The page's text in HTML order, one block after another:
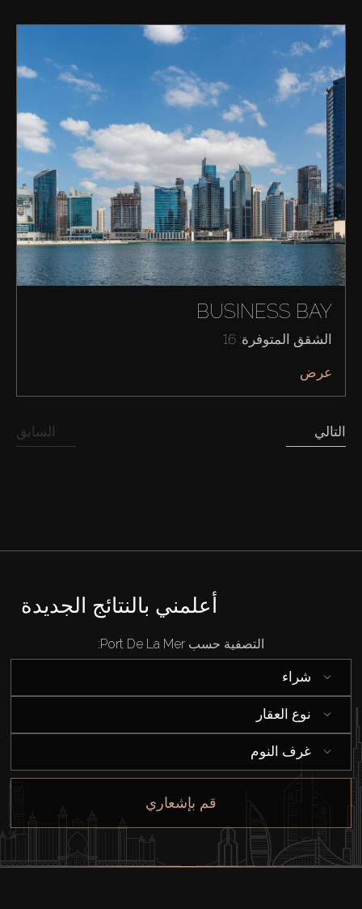
قيد الإنشاء
الوكلاء
من نحن
BUSINESS BAY
الشقق المتوفرة: 16
عرض
السابق التالي
أعلمني بالنتائج الجديدة
التصفية حسب Port De La Mer:
شراء
نوع العقار
غرف النوم
قم بإشعاري